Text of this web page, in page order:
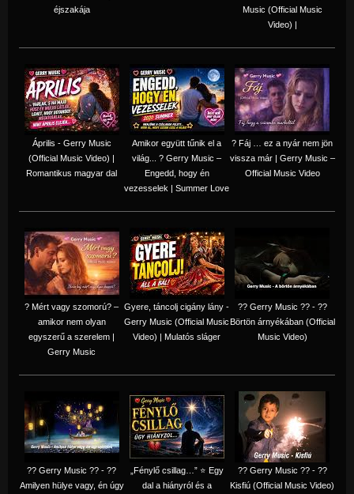
éjszakája
Music (Official Music
Video) |
Április - Gerry Music
(Official Music Video) |
Romantikus magyar dal
Amikor együtt tűnik el a
világ... ? Gerry Music –
Engedd, hogy én
vezesselek | Summer Love
? Fáj … ez a nyár nem jön
vissza már | Gerry Music –
Official Music Video
? Mért vagy szomorú? –
amikor nem olyan
egyszerű a szerelem |
Gerry Music
Gyere, táncolj cigány lány -
Gerry Music (Official Music
Video) | Mulatós sláger
?? Gerry Music ?? - ??
Börtön árnyékában (Official
Music Video)
?? Gerry Music ?? - ??
Amilyen hülye vagy, én úgy
„Fénylő csillag…” ⭐ Egy
dal a hiányról és a
?? Gerry Music ?? - ??
Kisfiú (Official Music Video)